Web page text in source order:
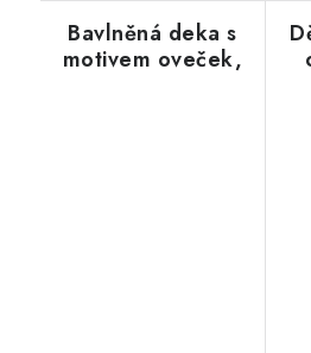
Bavlněná deka s
motivem oveček,